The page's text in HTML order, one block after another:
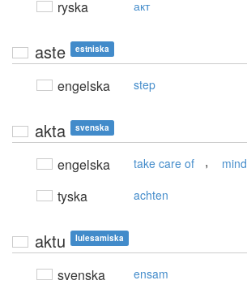
ryska акт
aste estniska
engelska step
akta svenska
engelska take care of , mind
tyska achten
aktu lulesamiska
svenska ensam